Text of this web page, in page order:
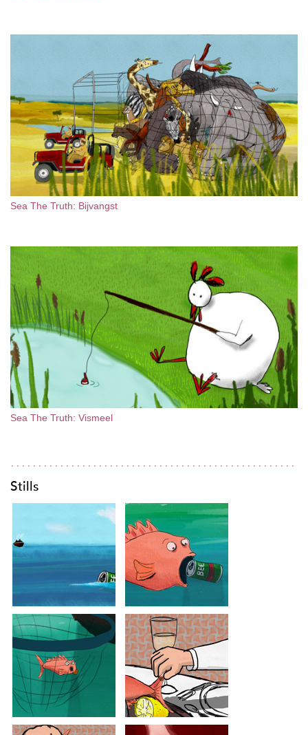
Sea The Truth: Bijvangst
Sea The Truth: Vismeel
Stills